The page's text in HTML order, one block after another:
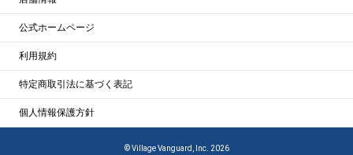
公式ホームページ
利用規約
特定商取引法に基づく表記
個人情報保護方針
© Village Vanguard, Inc. 2026